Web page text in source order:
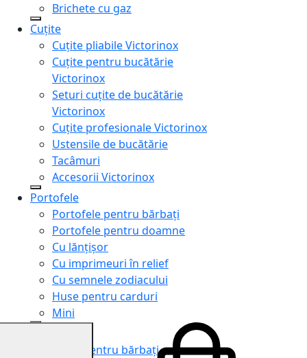
Brichete cu gaz
Cuțite
Cuțite pliabile Victorinox
Cuțite pentru bucătărie
Victorinox
Seturi cuțite de bucătărie
Victorinox
Cuțite profesionale Victorinox
Ustensile de bucătărie
Tacâmuri
Accesorii Victorinox
Portofele
Portofele pentru bărbați
Portofele pentru doamne
Cu lănțișor
Cu imprimeuri în relief
Cu semnele zodiacului
Huse pentru carduri
Mini
Genți pentru bărbați